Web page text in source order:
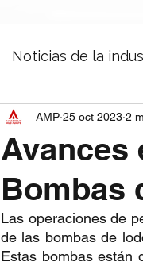
Noticias de la
Avances
Bombas
AMP 25 oct 2023 2
Las operaciones de
de las bombas de
Estas bombas están